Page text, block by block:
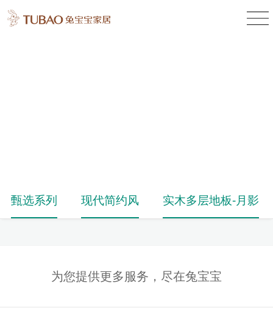
甄选系列 现代简约风 实木多层地板-月影
为您提供更多服务，尽在兔宝宝